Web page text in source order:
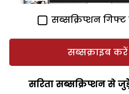
सब्सक्रिप्शन
सब्सक्राइब करें
सरिता सब्सक्रिप्शन से